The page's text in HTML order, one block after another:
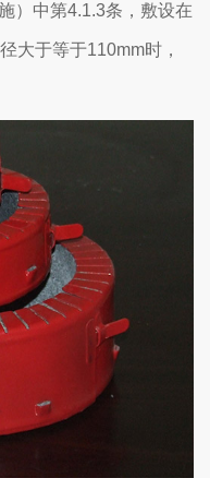
）中第4.1.3条，敷设在
大于等于110mm时，